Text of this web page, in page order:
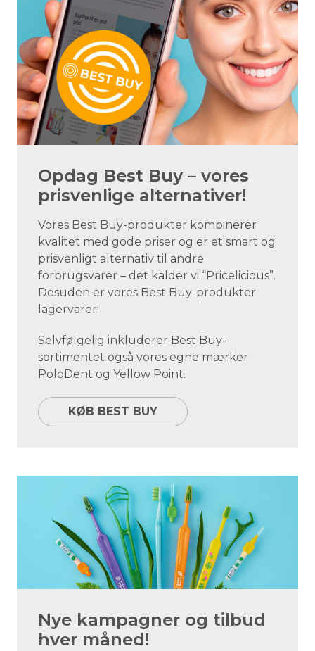
Opdag Best Buy – vores
prisvenlige alternativer!
Vores Best Buy-produkter kombinerer
kvalitet med gode priser og er et smart og
prisvenligt alternativ til andre
forbrugsvarer – det kalder vi “Pricelicious”.
Desuden er vores Best Buy-produkter
lagervarer!
Selvfølgelig inkluderer Best Buy-
sortimentet også vores egne mærker
PoloDent og Yellow Point.
KØB BEST BUY
Nye kampagner og tilbud
hver måned!